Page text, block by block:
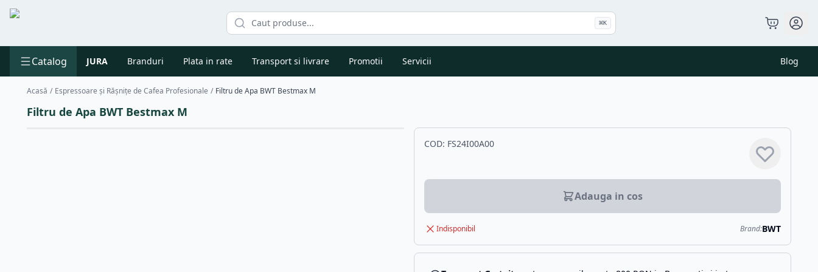
⌘K
Catalog JURA Branduri Plata in rate Transport si livrare Promotii Servicii Blog
Acasă / Espressoare și Rășnițe de Cafea Profesionale / Filtru de Apa BWT Bestmax M
Filtru de Apa BWT Bestmax M
COD: FS24I00A00
Adauga in cos
Indisponibil Brand:BWT